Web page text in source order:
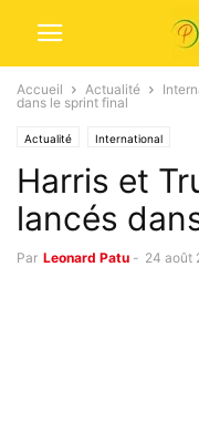
Accueil Actualité
dans le sprint final
Actualité International
Harris et
lancés
Par Leonard Patu - 24 août